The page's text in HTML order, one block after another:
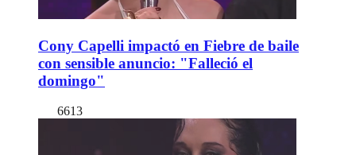
Cony Capelli impactó en Fiebre de baile
con sensible anuncio: "Falleció el
domingo"
6613